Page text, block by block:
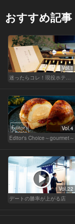
おすすめ記事
Vol.1
迷ったらコレ！現役ホテルマンが選ぶ、ウチのベストおみや
Vol.4
Editor's Choice～gourmet～
Vol.22
デートの勝率が上がる店